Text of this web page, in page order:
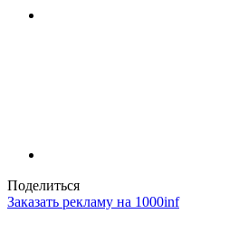
Поделиться
Заказать рекламу на 1000inf